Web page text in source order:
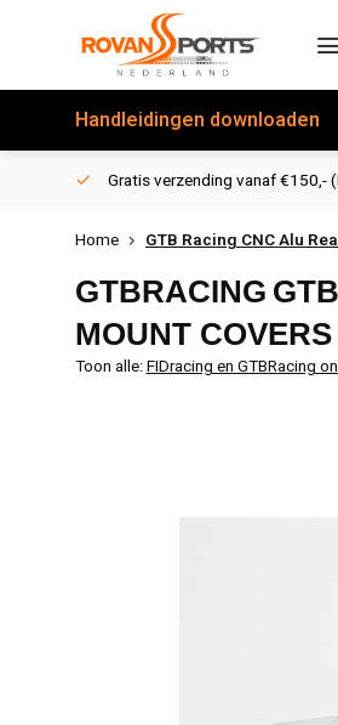
Handleidingen downloaden
Gratis verzending vanaf €150,-
Home GTB Racing CNC Alu
GTBRACING
MOUNT
Toon alle:FIDracing en GTBRacing